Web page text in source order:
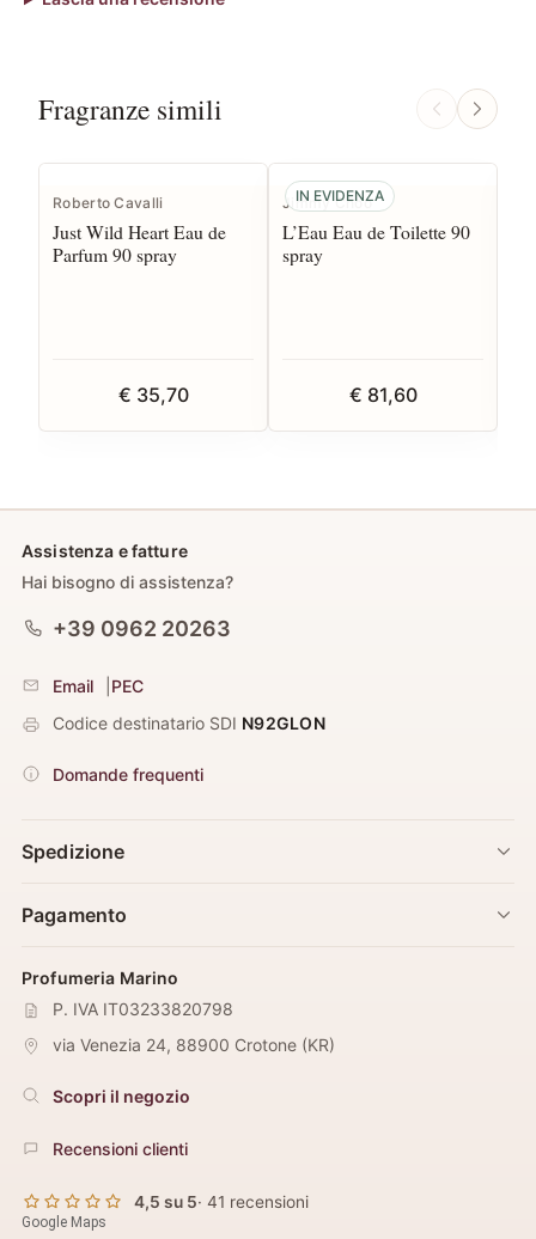
Fragranze simili
Roberto Cavalli
Just Wild Heart Eau de
Parfum 90 spray
€ 35,70
IN EVIDENZA
Jimmy Choo
L’Eau Eau de Toilette 90
spray
€ 81,60
Assistenza e fatture
Hai bisogno di assistenza?
+39 0962 20263
Email
PEC
Codice destinatario SDI N92GLON
Domande frequenti
Spedizione
Pagamento
Profumeria Marino
P. IVA IT03233820798
via Venezia 24, 88900 Crotone (KR)
Scopri il negozio
Recensioni clienti
4,5 su 5· 41 recensioni
Google Maps